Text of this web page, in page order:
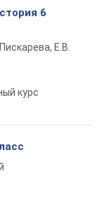
6
Е.В.
курс